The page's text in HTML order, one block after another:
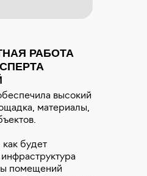
РАБОТА
высокий
материалы,
как будет
помещений